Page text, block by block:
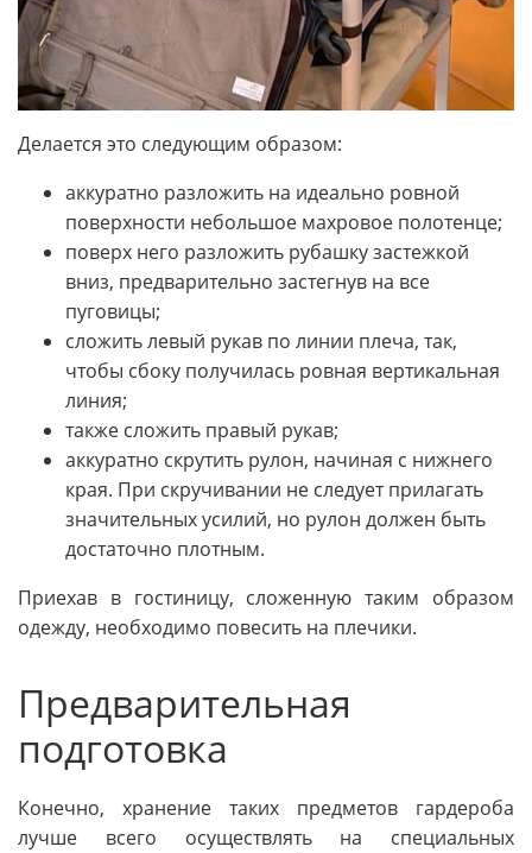
Делается это следующим образом:
аккуратно разложить на идеально ровной
поверхности небольшое махровое полотенце;
поверх него разложить рубашку застежкой
вниз, предварительно застегнув на все
пуговицы;
сложить левый рукав по линии плеча, так,
чтобы сбоку получилась ровная вертикальная
линия;
также сложить правый рукав;
аккуратно скрутить рулон, начиная с нижнего
края. При скручивании не следует прилагать
значительных усилий, но рулон должен быть
достаточно плотным.
Приехав в гостиницу, сложенную таким образом
одежду, необходимо повесить на плечики.
Предварительная
подготовка
Конечно, хранение таких предметов гардероба
лучше всего осуществлять на специальных